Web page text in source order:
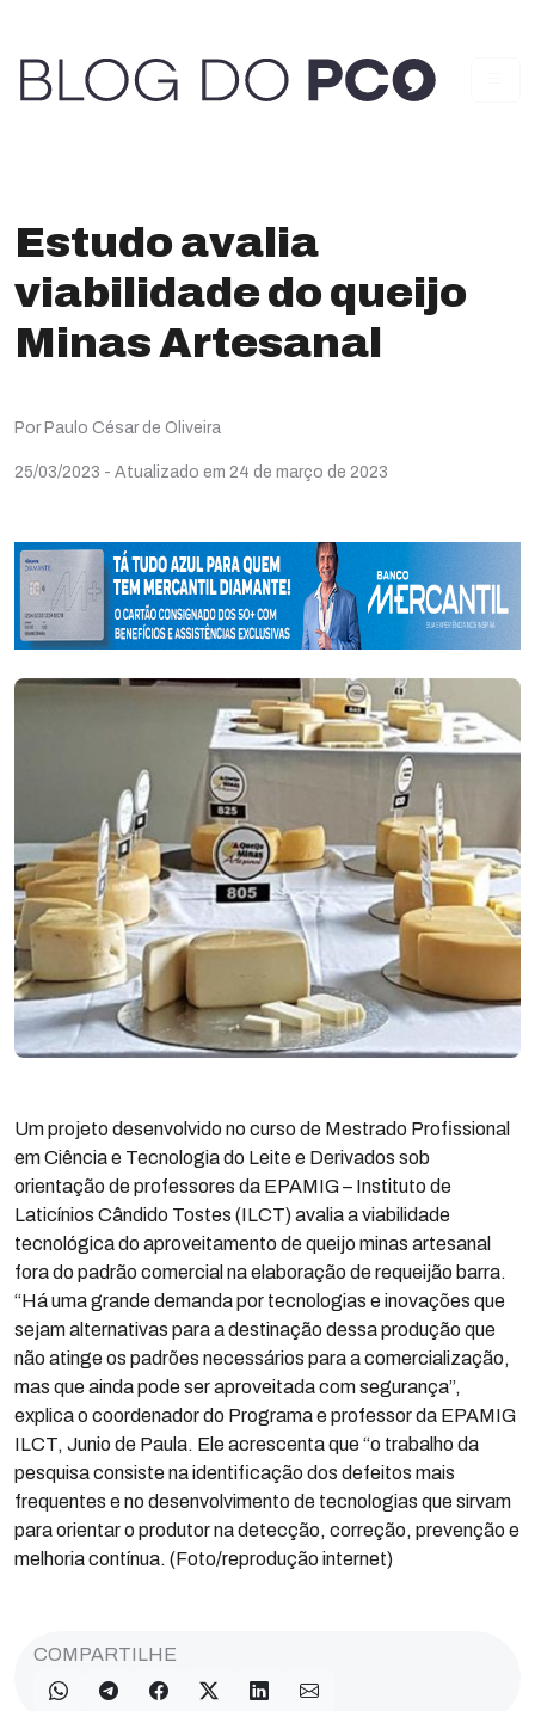
Estudo avalia
viabilidade do queijo
Minas Artesanal
Por Paulo César de Oliveira
25/03/2023 - Atualizado em 24 de março de 2023
Um projeto desenvolvido no curso de Mestrado Profissional
em Ciência e Tecnologia do Leite e Derivados sob
orientação de professores da EPAMIG – Instituto de
Laticínios Cândido Tostes (ILCT) avalia a viabilidade
tecnológica do aproveitamento de queijo minas artesanal
fora do padrão comercial na elaboração de requeijão barra.
“Há uma grande demanda por tecnologias e inovações que
sejam alternativas para a destinação dessa produção que
não atinge os padrões necessários para a comercialização,
mas que ainda pode ser aproveitada com segurança”,
explica o coordenador do Programa e professor da EPAMIG
ILCT, Junio de Paula. Ele acrescenta que “o trabalho da
pesquisa consiste na identificação dos defeitos mais
frequentes e no desenvolvimento de tecnologias que sirvam
para orientar o produtor na detecção, correção, prevenção e
melhoria contínua. (Foto/reprodução internet)
COMPARTILHE